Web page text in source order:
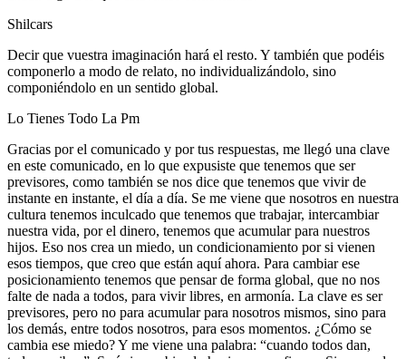
Shilcars
Decir que vuestra imaginación hará el resto. Y también que podéis
componerlo a modo de relato, no individualizándolo, sino
componiéndolo en un sentido global.
Lo Tienes Todo La Pm
Gracias por el comunicado y por tus respuestas, me llegó una clave
en este comunicado, en lo que expusiste que tenemos que ser
previsores, como también se nos dice que tenemos que vivir de
instante en instante, el día a día. Se me viene que nosotros en nuestra
cultura tenemos inculcado que tenemos que trabajar, intercambiar
nuestra vida, por el dinero, tenemos que acumular para nuestros
hijos. Eso nos crea un miedo, un condicionamiento por si vienen
esos tiempos, que creo que están aquí ahora. Para cambiar ese
posicionamiento tenemos que pensar de forma global, que no nos
falte de nada a todos, para vivir libres, en armonía. La clave es ser
previsores, pero no para acumular para nosotros mismos, sino para
los demás, entre todos nosotros, para esos momentos. ¿Cómo se
cambia ese miedo? Y me viene una palabra: “cuando todos dan,